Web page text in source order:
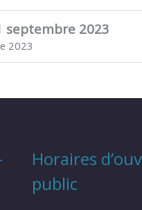
septembre 2023
2023
Horaires
public